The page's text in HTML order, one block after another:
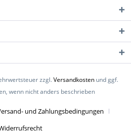
zzgl.Versandkosten und ggf.
wenn nicht anders beschrieben
und Zahlungsbedingungen